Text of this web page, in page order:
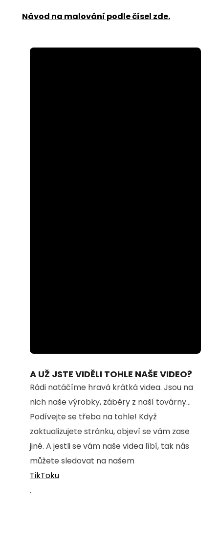
Návod na malování podle čísel zde.
100.00%
A UŽ JSTE VIDĚLI TOHLE NAŠE VIDEO?
Rádi natáčíme hravá krátká videa. Jsou na
nich naše výrobky, záběry z naší továrny...
Podívejte se třeba na tohle! Když
zaktualizujete stránku, objeví se vám zase
jiné. A jestli se vám naše videa líbí, tak nás
můžete sledovat na našem
TikToku
.